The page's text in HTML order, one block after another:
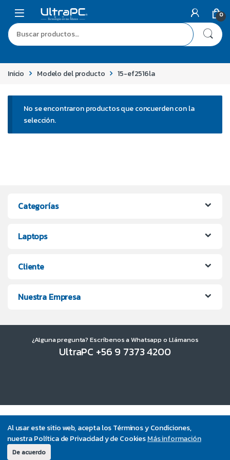
Al usar este sitio web, acepta los Términos y Condiciones,
nuestra Política de Privacidad y de CookiesMás información
De acuerdo
0
Inicio Modelo del producto 15-ef2516la
No se encontraron productos que concuerden con la
selección.
Categorías
Laptops
Cliente
Nuestra Empresa
¿Alguna pregunta? Escríbenos a Whatsapp o Llámanos
UltraPC +56 9 7373 4200